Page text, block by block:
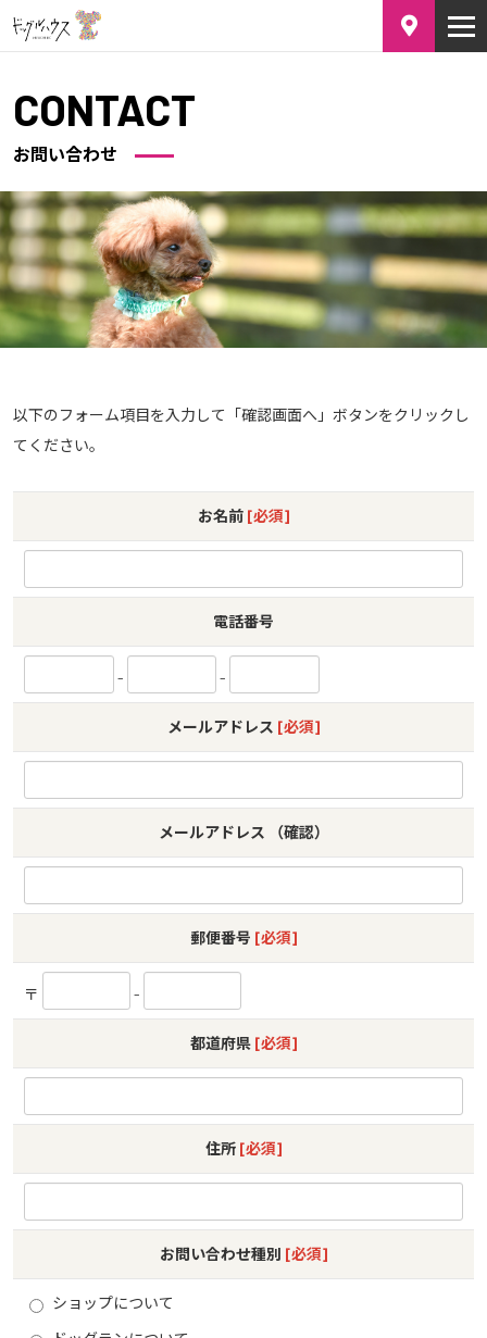
CONTACT
お問い合わせ
以下のフォーム項目を入力して「確認画面へ」ボタンをクリックし
てください。
お名前 [必須]
電話番号
- -
メールアドレス [必須]
メールアドレス （確認）
郵便番号 [必須]
〒 -
都道府県 [必須]
住所 [必須]
お問い合わせ種別 [必須]
ショップについて